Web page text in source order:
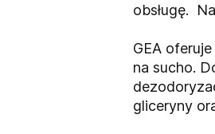
obsługę.
GEA
na sucho.
gliceryny